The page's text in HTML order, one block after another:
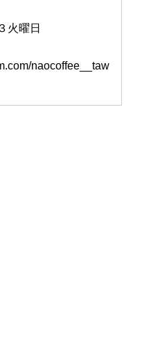
火曜日
naocoffee__taw